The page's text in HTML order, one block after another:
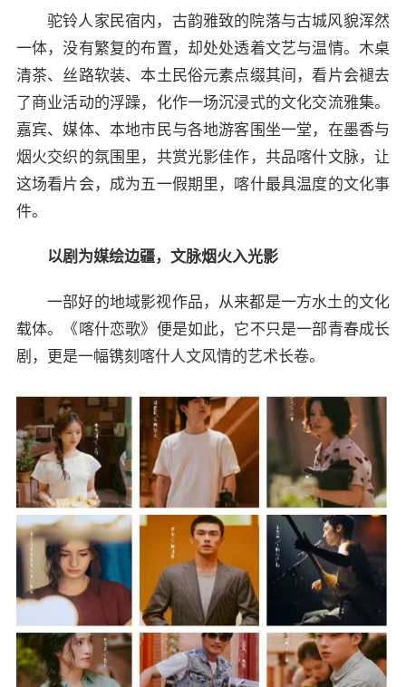
驼铃人家民宿内，古韵雅致的院落与古城风貌浑然
一体，没有繁复的布置，却处处透着文艺与温情。木桌
清茶、丝路软装、本土民俗元素点缀其间，看片会褪去
了商业活动的浮躁，化作一场沉浸式的文化交流雅集。
嘉宾、媒体、本地市民与各地游客围坐一堂，在墨香与
烟火交织的氛围里，共赏光影佳作，共品喀什文脉，让
这场看片会，成为五一假期里，喀什最具温度的文化事
件。
以剧为媒绘边疆，文脉烟火入光影
一部好的地域影视作品，从来都是一方水土的文化
载体。《喀什恋歌》便是如此，它不只是一部青春成长
剧，更是一幅镌刻喀什人文风情的艺术长卷。